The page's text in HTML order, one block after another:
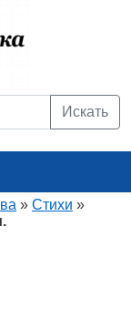
Искать
» Стихи »